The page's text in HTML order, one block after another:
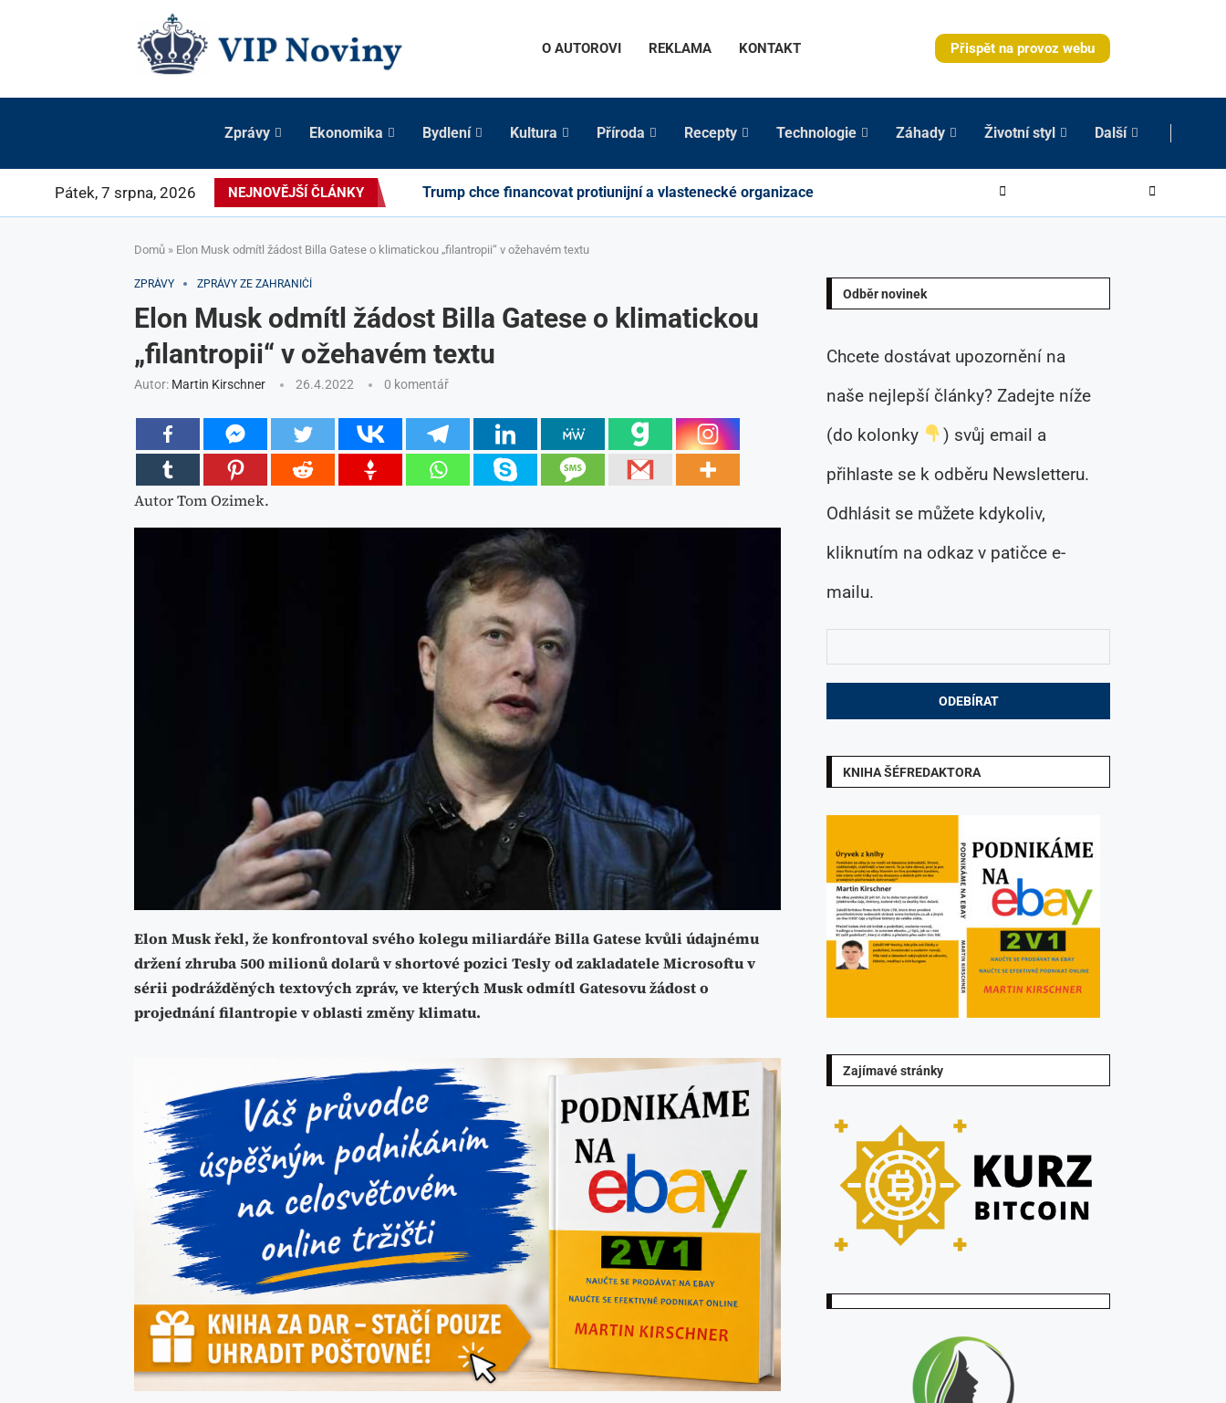
O AUTOROVI REKLAMA KONTAKT Přispět na provoz webu
Zprávy Ekonomika Bydlení Kultura Příroda Recepty Technologie Záhady Životní styl Další
Pátek, 7 srpna, 2026 NEJNOVĚJŠÍ ČLÁNKY Trump chce financovat protiunijní a vlastenecké organizace
Domů » Elon Musk odmítl žádost Billa Gatese o klimatickou „filantropii“ v ožehavém textu
ZPRÁVY ZPRÁVY ZE ZAHRANIČÍ
Elon Musk odmítl žádost Billa Gatese o klimatickou
„filantropii“ v ožehavém textu
Autor: Martin Kirschner 26.4.2022 0 komentář
Autor Tom Ozimek.
Elon Musk řekl, že konfrontoval svého kolegu miliardáře Billa Gatese kvůli údajnému
držení zhruba 500 milionů dolarů v shortové pozici Tesly od zakladatele Microsoftu v
sérii podrážděných textových zpráv, ve kterých Musk odmítl Gatesovu žádost o
projednání filantropie v oblasti změny klimatu.
Odběr novinek
Chcete dostávat upozornění na
naše nejlepší články? Zadejte níže
(do kolonky
) svůj email a
přihlaste se k odběru Newsletteru.
Odhlásit se můžete kdykoliv,
kliknutím na odkaz v patičce e-
mailu.
KNIHA ŠÉFREDAKTORA
Zajímavé stránky